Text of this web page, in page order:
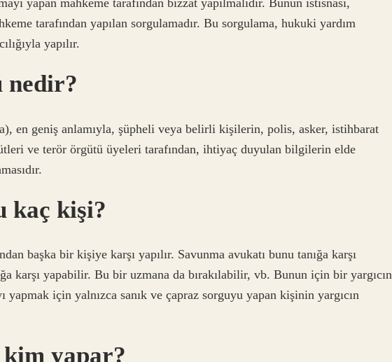
yapan mahkeme tarafından bizzat yapılmalıdır. Bunun istisnası,
tarafından yapılan sorgulamadır. Bu sorgulama, hukuki yardım
yapılır.
nedir?
en geniş anlamıyla, şüpheli veya belirli kişilerin, polis, asker, istihbarat
ve terör örgütü üyeleri tarafından, ihtiyaç duyulan bilgilerin elde
kaç kişi?
başka bir kişiye karşı yapılır. Savunma avukatı bunu tanığa karşı
karşı yapabilir. Bu bir uzmana da bırakılabilir, vb. Bunun için bir yargıcın
yapmak için yalnızca sanık ve çapraz sorguyu yapan kişinin yargıcın
kim yapar?